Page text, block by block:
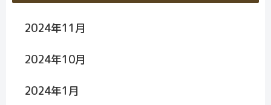
2024年11月
2024年10月
2024年1月